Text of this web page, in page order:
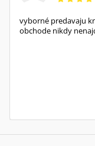
vyborné predavaju
obchode nikdy